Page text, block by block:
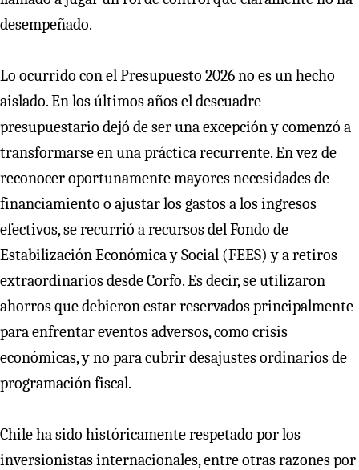
desempeñado.
Lo ocurrido con el Presupuesto 2026 no es un hecho
aislado. En los últimos años el descuadre
presupuestario dejó de ser una excepción y comenzó a
transformarse en una práctica recurrente. En vez de
reconocer oportunamente mayores necesidades de
financiamiento o ajustar los gastos a los ingresos
efectivos, se recurrió a recursos del Fondo de
Estabilización Económica y Social (FEES) y a retiros
extraordinarios desde Corfo. Es decir, se utilizaron
ahorros que debieron estar reservados principalmente
para enfrentar eventos adversos, como crisis
económicas, y no para cubrir desajustes ordinarios de
programación fiscal.
Chile ha sido históricamente respetado por los
inversionistas internacionales, entre otras razones por